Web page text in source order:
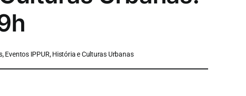
Eventos IPPUR, História e Culturas Urbanas